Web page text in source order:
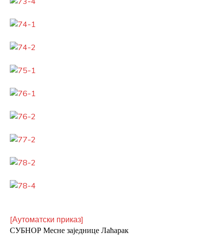
[Аутоматски приказ]
СУБНОР Месне заједнице Лаћарак